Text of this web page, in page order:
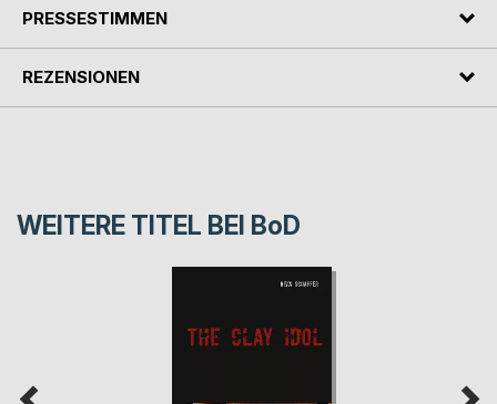
PRESSESTIMMEN
REZENSIONEN
WEITERE TITEL BEI BoD